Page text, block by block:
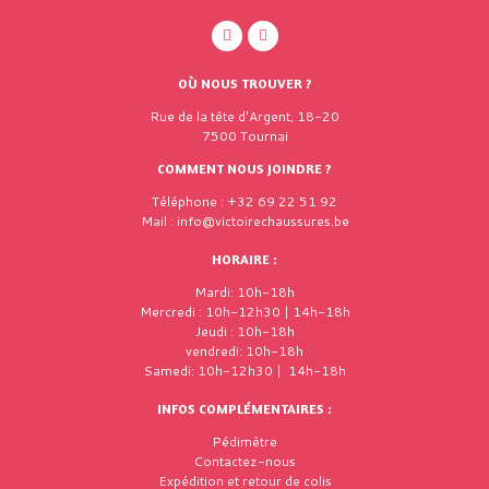
OÙ NOUS TROUVER ?
Rue de la tête d'Argent, 18-20
7500 Tournai
COMMENT NOUS JOINDRE ?
Téléphone : +32 69 22 51 92
Mail : info@victoirechaussures.be
HORAIRE :
Mardi: 10h-18h
Mercredi : 10h-12h30 | 14h-18h
Jeudi : 10h-18h
vendredi: 10h-18h
Samedi: 10h-12h30 | 14h-18h
INFOS COMPLÉMENTAIRES :
Pédimètre
Contactez-nous
Expédition et retour de colis